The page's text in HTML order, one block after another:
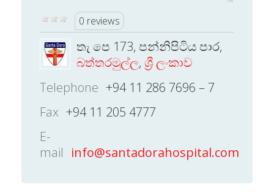
0 reviews
තැ පෙ 173, පන්නිපිටිය පාර,
බත්තරමුල්ල, ශ්‍රී ලංකාව
Telephone +94 11 286 7696 – 7
Fax +94 11 205 4777
E-
mail info@santadorahospital.com